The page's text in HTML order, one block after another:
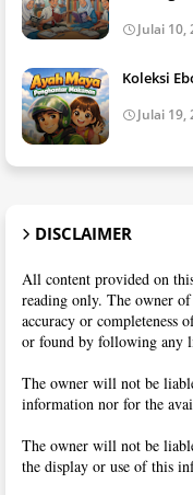
Julai 10,
Koleksi
Julai 19,
DISCLAIMER
All content provided on
reading only. The owner
accuracy or completeness
or found by following any
The owner will not be
information nor for the
The owner will not be
the display or use of this